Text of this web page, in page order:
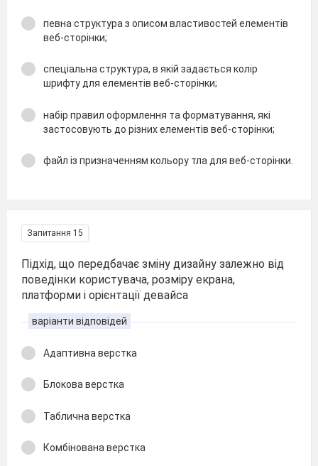
певна структура з описом властивостей елементів
веб-сторінки;
спеціальна структура, в якій задається колір
шрифту для елементів веб-сторінки;
набір правил оформлення та форматування, які
застосовують до різних елементів веб-сторінки;
файл із призначенням кольору тла для веб-сторінки.
Запитання 15
Підхід, що передбачає зміну дизайну залежно від
поведінки користувача, розміру екрана,
платформи і орієнтації девайса
варіанти відповідей
Адаптивна верстка
Блокова верстка
Таблична верстка
Комбінована верстка